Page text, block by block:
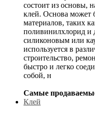
состоит из основы,
клей. Основа может
материалов, таких
поливинилхлорид и
силиконовым или
используется в
строительство,
быстро и легко
собой, н
Самые
Клей